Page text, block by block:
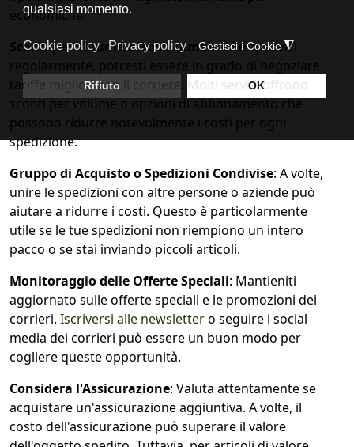
economiche.
Sconti per Volume o Abbonamenti: Se spedisci
regolarmente, potresti essere in grado di negoziare
tariffe migliori con il corriere. Molti servizi offrono
sconti per volume o opzioni di abbonamento che
possono ridurre notevolmente i costi per ogni
spedizione.
Gruppo di Acquisto o Spedizioni Condivise: A volte,
unire le spedizioni con altre persone o aziende può
aiutare a ridurre i costi. Questo è particolarmente
utile se le tue spedizioni non riempiono un intero
pacco o se stai inviando piccoli articoli.
Monitoraggio delle Offerte Speciali: Mantieniti
aggiornato sulle offerte speciali e le promozioni dei
corrieri. Iscriversi alle newslettero seguire i social
media dei corrieri può essere un buon modo per
cogliere queste opportunità.
Considera l'Assicurazione: Valuta attentamente se
acquistare un'assicurazione aggiuntiva. A volte, il
costo dell'assicurazione può superare il valore